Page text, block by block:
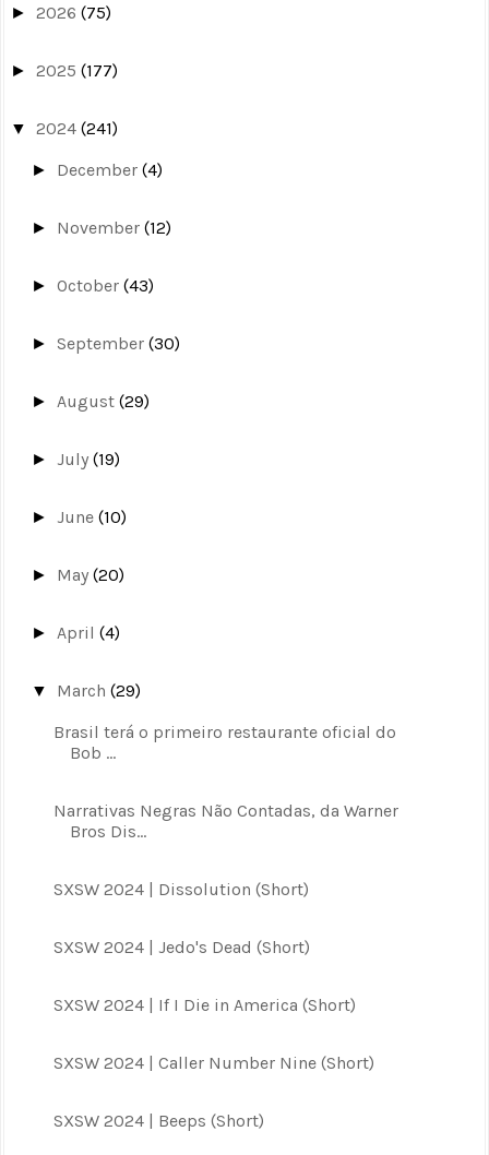
► 2026 (75)
► 2025 (177)
▼ 2024 (241)
► December(4)
► November(12)
►October(43)
►September(30)
► August(29)
►July(19)
►June(10)
► May(20)
► April(4)
▼ March(29)
Brasil terá o primeiro restaurante oficial do
Bob ...
Narrativas Negras Não Contadas, da Warner
Bros Dis...
SXSW 2024 | Dissolution (Short)
SXSW 2024 | Jedo's Dead (Short)
SXSW 2024 | If I Die in America (Short)
SXSW 2024 | Caller Number Nine (Short)
SXSW 2024 | Beeps (Short)